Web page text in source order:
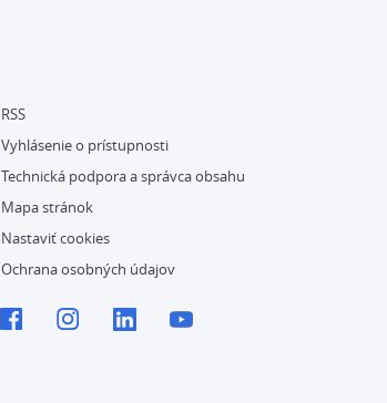
RSS
Vyhlásenie o prístupnosti
Technická podpora a správca obsahu
Mapa stránok
Nastaviť cookies
Ochrana osobných údajov